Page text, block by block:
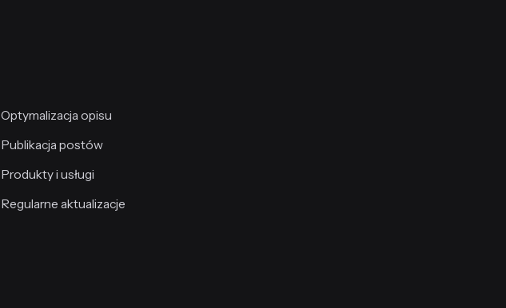
Optymalizacja opisu
Publikacja postów
Produkty i usługi
Regularne aktualizacje